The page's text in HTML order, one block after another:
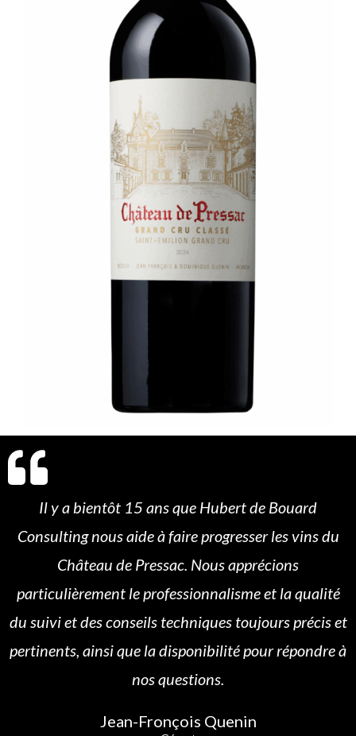
Il y a bientôt 15 ans que Hubert de Bouard
Consulting nous aide à faire progresser les vins du
Château de Pressac. Nous apprécions
particulièrement le professionnalisme et la qualité
du suivi et des conseils techniques toujours précis et
pertinents, ainsi que la disponibilité pour répondre à
nos questions.
Jean-Fronçois Quenin